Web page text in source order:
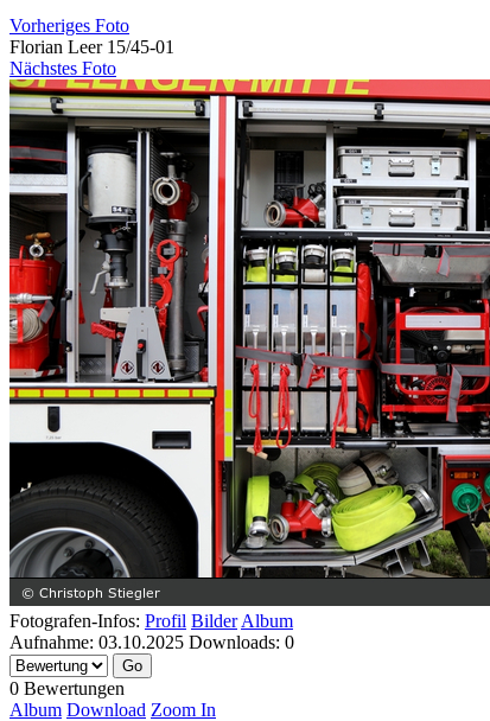
Vorheriges Foto
Florian Leer 15/45-01
Nächstes Foto
Fotografen-Infos: Profil Bilder Album
Aufnahme: 03.10.2025 Downloads: 0
0 Bewertungen
Album Download Zoom In